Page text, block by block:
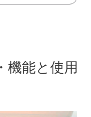
機能と使用